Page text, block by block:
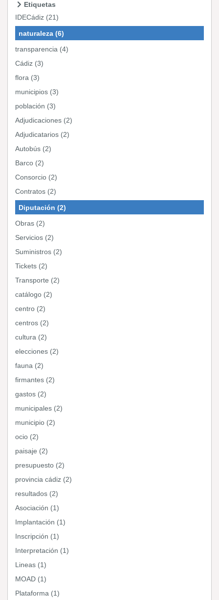
Etiquetas
IDECádiz (21)
naturaleza (6)
transparencia (4)
Cádiz (3)
flora (3)
municipios (3)
población (3)
Adjudicaciones (2)
Adjudicatarios (2)
Autobús (2)
Barco (2)
Consorcio (2)
Contratos (2)
Diputación (2)
Obras (2)
Servicios (2)
Suministros (2)
Tickets (2)
Transporte (2)
catálogo (2)
centro (2)
centros (2)
cultura (2)
elecciones (2)
fauna (2)
firmantes (2)
gastos (2)
municipales (2)
municipio (2)
ocio (2)
paisaje (2)
presupuesto (2)
provincia cádiz (2)
resultados (2)
Asociación (1)
Implantación (1)
Inscripción (1)
Interpretación (1)
Lineas (1)
MOAD (1)
Plataforma (1)